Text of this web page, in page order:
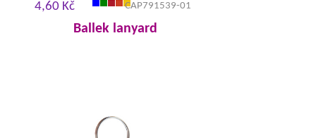
4,60 Kč CAP791539-01
Ballek lanyard